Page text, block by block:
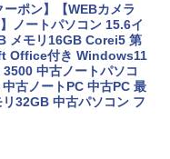
ーポン】【WEBカメラ
ノートパソコン 15.6イ
メモリ16GB Corei5 第
Office付き Windows11
中古ノートパソコ
古ノートPC 中古PC 最
32GB 中古パソコン フ